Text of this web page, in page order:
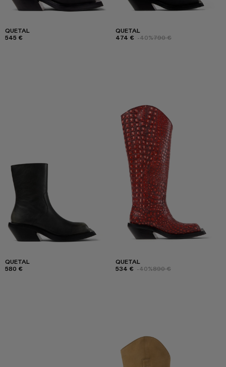
QUETAL
545 €
QUETAL
474 € -40%790 €
QUETAL
580 €
QUETAL
534 € -40%890 €